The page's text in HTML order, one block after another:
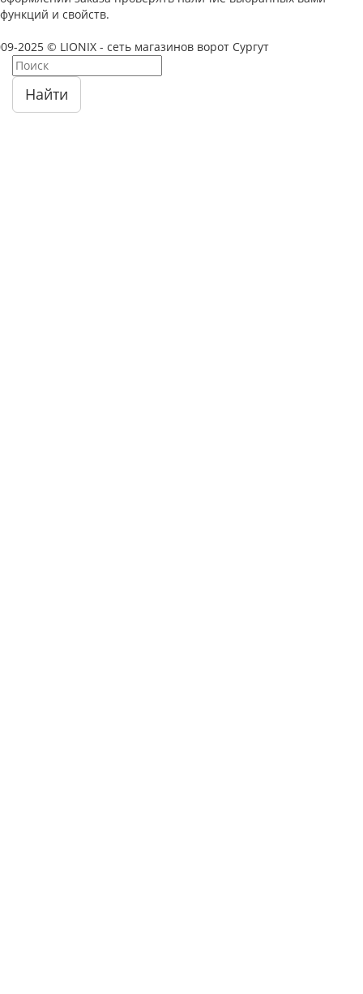
функций и свойств.
2025 © LIONIX - сеть магазинов ворот Сургут
Найти